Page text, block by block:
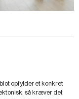
opfylder et konkret
så kræver det